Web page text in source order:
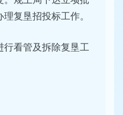
复垦招投标工作。
看管及拆除复垦工